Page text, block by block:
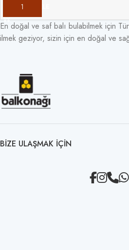
SEPETE EKLE
En doğal ve saf balı bulabilmek için
ilmek geziyor, sizin için en doğal ve
BIZE ULAŞMAK IÇIN